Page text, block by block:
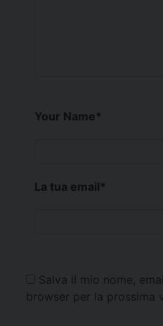
Your Name*
La tua email*
Salva il mio nome,
browser per la prossima